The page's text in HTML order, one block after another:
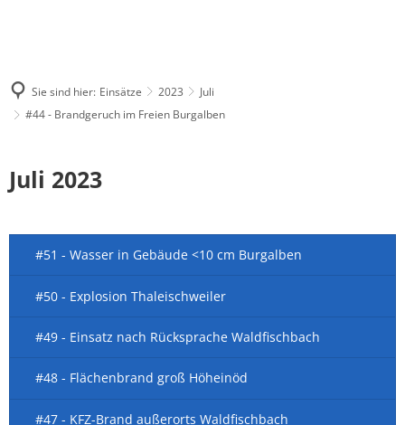
Sie sind hier: Einsätze 2023
Juli
#44 - Brandgeruch im Freien Burgalben
Juli 2023
#51 - Wasser in Gebäude <10 cm Burgalben
#50 - Explosion Thaleischweiler
#49 - Einsatz nach Rücksprache Waldfischbach
#48 - Flächenbrand groß Höheinöd
#47 - KFZ-Brand außerorts Waldfischbach